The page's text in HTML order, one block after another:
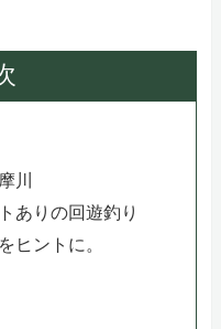
川
ありの回遊釣り
ヒントに。